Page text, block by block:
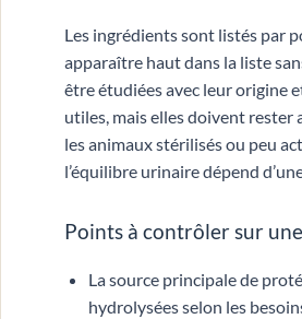
Les ingrédients sont listés par
apparaître haut dans la liste
être étudiées avec leur origine
utiles, mais elles doivent rester
les animaux stérilisés ou peu
l’équilibre urinaire dépend
Points à contrôler sur
La source principale de
hydrolysées selon les